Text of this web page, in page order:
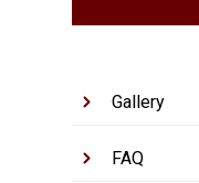
Gallery
FAQ